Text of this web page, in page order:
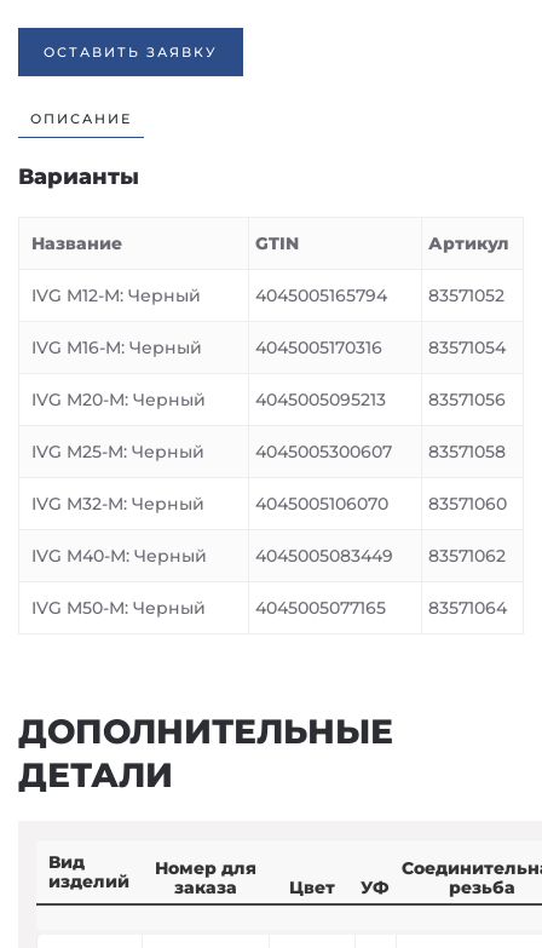
ОСТАВИТЬ ЗАЯВКУ
ОПИСАНИЕ
Варианты
Название GTIN Артикул
IVG M12-M: Черный 4045005165794 83571052
IVG M16-M: Черный 4045005170316 83571054
IVG M20-M: Черный 4045005095213 83571056
IVG M25-M: Черный 4045005300607 83571058
IVG M32-M: Черный 4045005106070 83571060
IVG M40-M: Черный 4045005083449 83571062
IVG M50-M: Черный 4045005077165 83571064
ДОПОЛНИТЕЛЬНЫЕ
ДЕТАЛИ
Вид
изделий
Номер для
заказа
Цвет УФ
резьба